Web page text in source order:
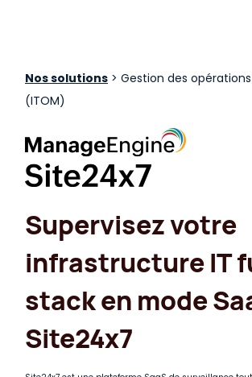
Nos solutions > Gestion des
(ITOM)
Supervisez votre
infrastructure IT
stack en mode
Site24x7